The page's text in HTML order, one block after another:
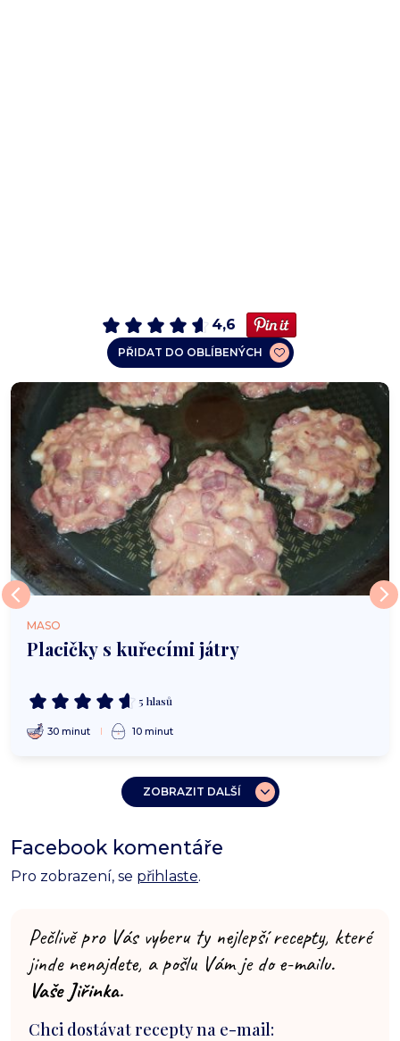
4,6
PŘIDAT DO OBLÍBENÝCH
MASO
Placičky s kuřecími játry
5 hlasů
30 minut 10 minut
ZOBRAZIT DALŠÍ
Facebook komentáře
Pro zobrazení, se přihlaste.
Pečlivě pro Vás vyberu ty nejlepší recepty, které
jinde nenajdete, a pošlu Vám je do e-mailu.
Vaše Jiřinka.
Chci dostávat recepty na e-mail: